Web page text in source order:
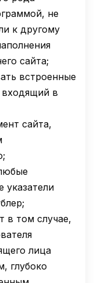
не
к другому
сайта;
встроенные
в
сайта,
указатели
в том случае,
лица
глубоко